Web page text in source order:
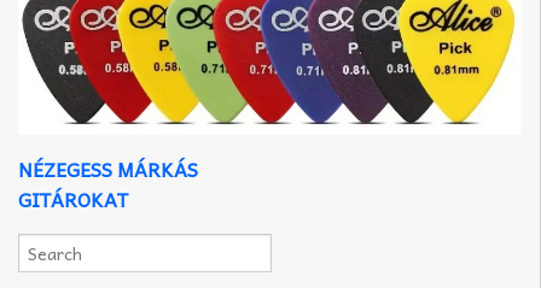
NÉZEGESS MÁRKÁS
GITÁROKAT